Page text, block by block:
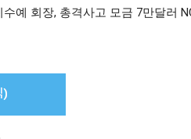
수예 회장, 총격사고 모금 7만달러